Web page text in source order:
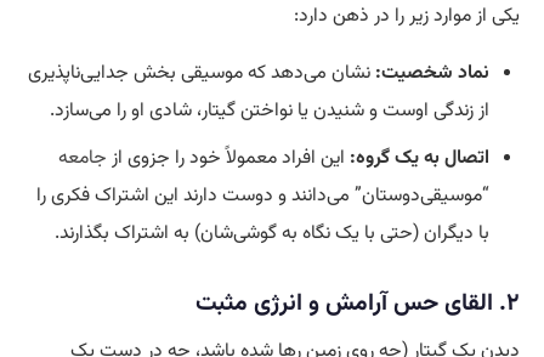
یکی از موارد زیر را در ذهن دارد:
نماد شخصیت: نشان می‌دهد که موسیقی بخش جدایی‌ناپذیری
از زندگی اوست و شنیدن یا نواختن گیتار، شادی او را می‌سازد.
اتصال به یک گروه: این افراد معمولاً خود را جزوی از جامعه
“موسیقی‌دوستان” می‌دانند و دوست دارند این اشتراک فکری را
با دیگران (حتی با یک نگاه به گوشی‌شان) به اشتراک بگذارند.
۲. القای حس آرامش و انرژی مثبت
دیدن یک گیتار (چه روی زمین رها شده باشد، چه در دست یک